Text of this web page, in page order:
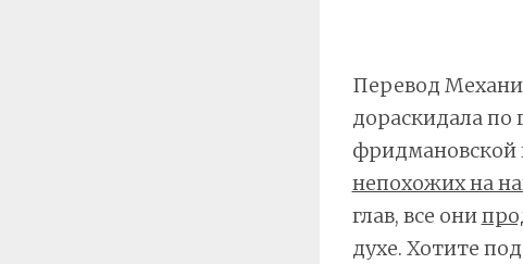
Перевод
дораскидала по
фридмановской
непохожих на
глав, все они
духе. Хотите